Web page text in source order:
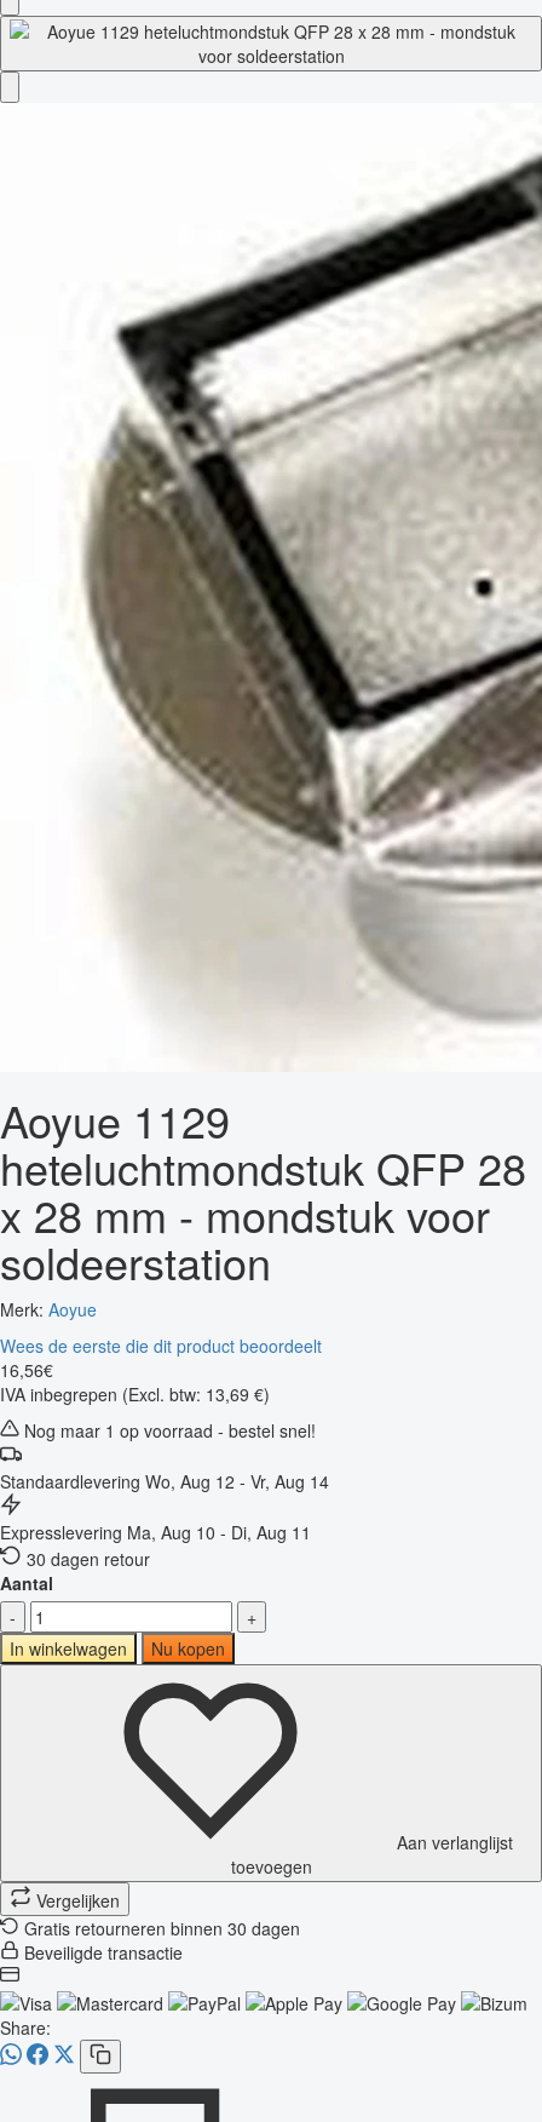
Aoyue 1129
heteluchtmondstuk QFP 28
x 28 mm - mondstuk voor
soldeerstation
Merk: Aoyue
Wees de eerste die dit product beoordeelt
16,56€
IVA inbegrepen (Excl. btw: 13,69 €)
Nog maar 1 op voorraad - bestel snel!
Standaardlevering Wo, Aug 12 - Vr, Aug 14
Expresslevering Ma, Aug 10 - Di, Aug 11
30 dagen retour
Aantal
-
+
In winkelwagen
Nu kopen
Aan verlanglijst
toevoegen
Vergelijken
Gratis retourneren binnen 30 dagen
Beveiligde transactie
Share: